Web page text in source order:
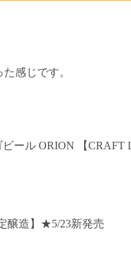
感じです。
ール ORION 【CRAFT
醸造】★5/23新発売